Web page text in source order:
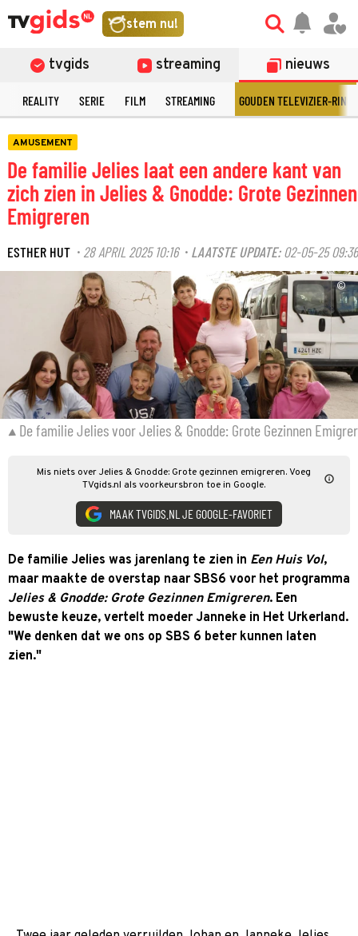
stem nu!
tvgids streaming nieuws
REALITY SERIE FILM STREAMING GOUDEN TELEVIZIER-RING
AMUSEMENT
De familie Jelies laat een andere kant van
zich zien in Jelies & Gnodde: Grote Gezinnen
Emigreren
ESTHER HUT · 28 APRIL 2025 10:16· LAATSTE UPDATE: 02-05-25 09:36
©
De familie Jelies voor Jelies & Gnodde: Grote Gezinnen
Mis niets over Jelies & Gnodde: Grote gezinnen emigreren. Voeg
TVgids.nl als voorkeursbron toe in Google.
MAAK TVGIDS.NL JE GOOGLE-FAVORIET
De familie Jelies was jarenlang te zien in Een Huis Vol,
maar maakte de overstap naar SBS6 voor het programma
Jelies & Gnodde: Grote Gezinnen Emigreren. Een
bewuste keuze, vertelt moeder Janneke in Het Urkerland.
"We denken dat we ons op SBS 6 beter kunnen laten
zien."